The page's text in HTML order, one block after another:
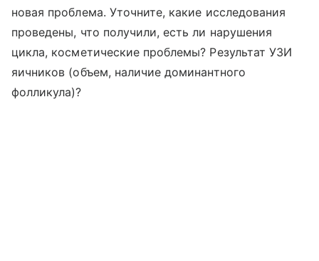
новая проблема. Уточните, какие исследования
проведены, что получили, есть ли нарушения
цикла, косметические проблемы? Результат УЗИ
яичников (объем, наличие доминантного
фолликула)?